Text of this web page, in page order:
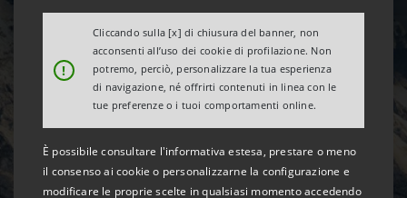
!
Cliccando sulla [x] di chiusura del banner, non
acconsenti all’uso dei cookie di profilazione. Non
potremo, perciò, personalizzare la tua esperienza
di navigazione, né offrirti contenuti in linea con le
tue preferenze o i tuoi comportamenti online.
È possibile consultare l'informativa estesa, prestare o meno
il consenso ai cookie o personalizzarne la configurazione e
modificare le proprie scelte in qualsiasi momento accedendo
Rivivi con noi i Giochi
Olimpici e Paralimpici
Invernali di Milano